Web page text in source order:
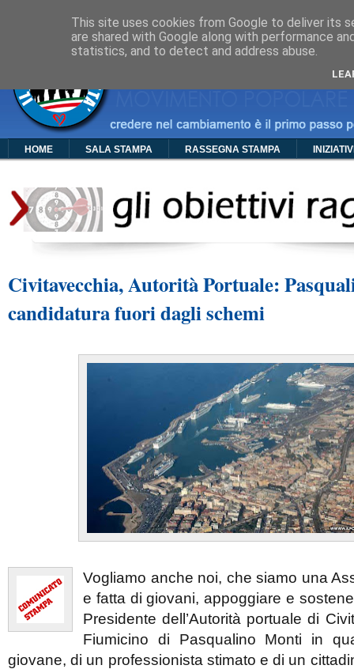
HOME SALA STAMPA RASSEGNA STAMPA
Civitavecchia, Autorità Portuale:
candidatura fuori dagli schemi
Vogliamo anche noi, che siamo una
e fatta di giovani, appoggiare e
Presidente dell’Autorità portuale di
Fiumicino di Pasqualino Monti in
giovane, di un professionista stimato e di un
This site uses cookies from Google to deliver its
are shared with Google along with performance
statistics, and to detect and address abuse.